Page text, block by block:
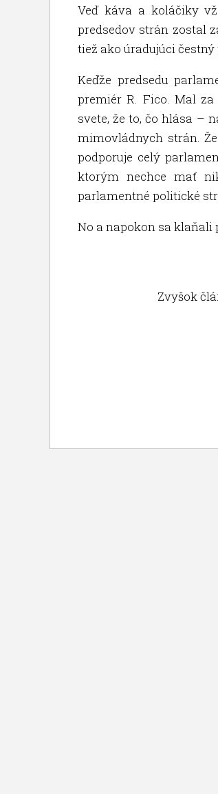
Veď káva a koláčiky
predsedov strán zostal
tiež ako úradujúci
Keďže predsedu
premiér R. Fico. Mal
svete, že to, čo hlása –
mimovládnych strán.
podporuje celý
ktorým nechce mať
parlamentné politické
No a napokon sa
Zvyšok